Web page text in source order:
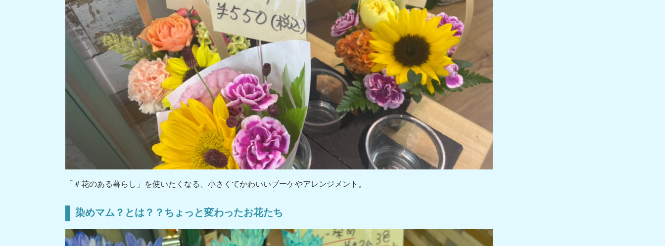
「＃花のある暮らし」を使いたくなる、小さくてかわいいブーケやアレンジメント。
染めマム？とは？？ちょっと変わったお花たち